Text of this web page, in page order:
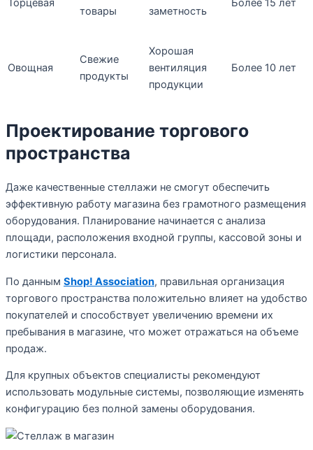
Торцевая
товары
заметность
Более 15 лет
Овощная
Свежие
продукты
Хорошая
вентиляция
продукции
Более 10 лет
Проектирование торгового
пространства
Даже качественные стеллажи не смогут обеспечить
эффективную работу магазина без грамотного размещения
оборудования. Планирование начинается с анализа
площади, расположения входной группы, кассовой зоны и
логистики персонала.
По данным Shop! Association, правильная организация
торгового пространства положительно влияет на удобство
покупателей и способствует увеличению времени их
пребывания в магазине, что может отражаться на объеме
продаж.
Для крупных объектов специалисты рекомендуют
использовать модульные системы, позволяющие изменять
конфигурацию без полной замены оборудования.